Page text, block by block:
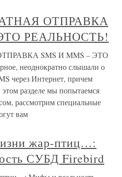
ОТПРАВКА
РЕАЛЬНОСТЬ!
SMS И MMS – ЭТО
неоднократно слышали о
через Интернет, причем
разделе мы попытаемся
рассмотрим специальные
вам
жар-птиц…:
СУБД Firebird